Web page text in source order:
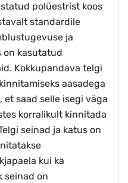
polüestrist koos
standardile
ja
on kasutatud
Kokkupandava telgi
aasadega
saad selle isegi väga
korralikult kinnitada
seinad ja katus on
kui ka
seinad on